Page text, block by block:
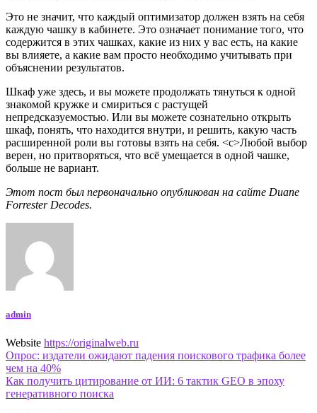
Это не значит, что каждый оптимизатор должен взять на себя
каждую чашку в кабинете. Это означает понимание того, что
содержится в этих чашках, какие из них у вас есть, на какие
вы влияете, а какие вам просто необходимо учитывать при
объяснении результатов.
Шкаф уже здесь, и вы можете продолжать тянуться к одной
знакомой кружке и смириться с растущей
непредсказуемостью. Или вы можете сознательно открыть
шкаф, понять, что находится внутри, и решить, какую часть
расширенной роли вы готовы взять на себя. <с>Любой выбор
верен, но притворяться, что всё умещается в одной чашке,
больше не вариант.
Этот пост был первоначально опубликован на сайте Duane
Forrester Decodes.
admin
Website https://originalweb.ru
Навигация
по
записям
Опрос: издатели ожидают падения поискового трафика более
чем на 40%
Как получить цитирование от ИИ: 6 тактик GEO в эпоху
генеративного поиска